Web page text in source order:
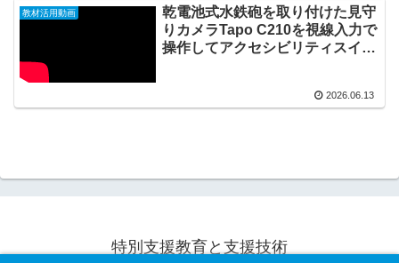
教材活用動画
乾電池式水鉄砲を取り付けた見守
りカメラTapo C210を視線入力で
操作してアクセシビリティスイッ
2026.06.13
特別支援教育と支援技術